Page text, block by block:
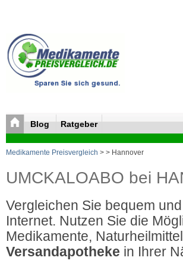
Blog Ratgeber
Medikamente Preisvergleich > > Hannover
UMCKALOABO bei
Vergleichen Sie bequem
Internet. Nutzen Sie die
Medikamente,
Versandapotheke in Ihrer